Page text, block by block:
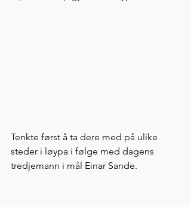
Tenkte først å ta dere med på ulike
steder i løypa i følge med dagens
tredjemann i mål Einar Sande.